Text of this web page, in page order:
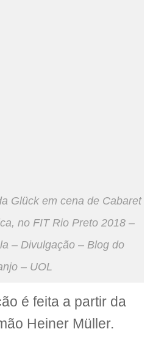
Glück em cena de Cabaret
no FIT Rio Preto 2018 –
– Divulgação – Blog do
– UOL
é feita a partir da
Heiner Müller.